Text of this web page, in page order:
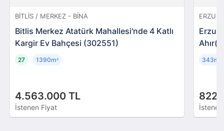
BITLIS / MERKEZ - BINA
Bitlis Merkez Atatürk Mahallesi'nde 4 Katlı
Kargir Ev Bahçesi (302551)
4.563.000 TL
İstenen Fiyat
27 1390m² 343m